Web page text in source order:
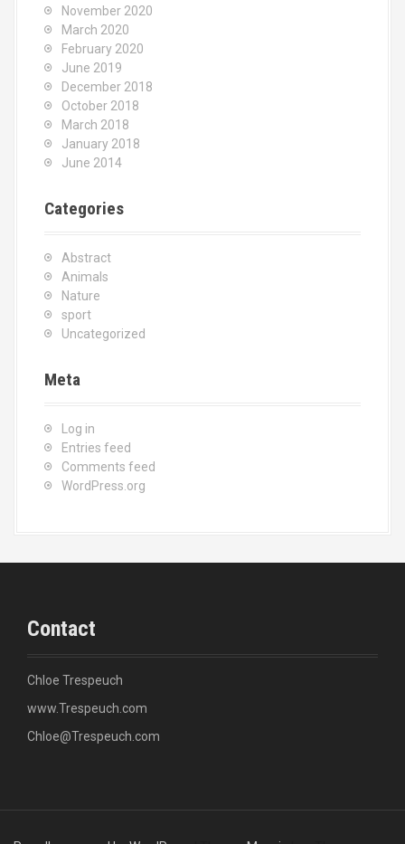
November 2020
March 2020
February 2020
June 2019
December 2018
October 2018
March 2018
January 2018
June 2014
Categories
Abstract
Animals
Nature
sport
Uncategorized
Meta
Log in
Entries feed
Comments feed
WordPress.org
Contact
Chloe Trespeuch
www.Trespeuch.com
Chloe@Trespeuch.com